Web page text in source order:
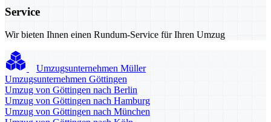
Service
Wir bieten Ihnen einen Rundum-Service für Ihren Umzug
Umzugsunternehmen Müller
Umzugsunternehmen Göttingen
Umzug von Göttingen nach Berlin
Umzug von Göttingen nach Hamburg
Umzug von Göttingen nach München